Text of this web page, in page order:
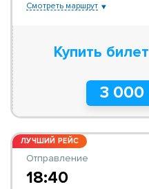
Смотреть маршрут
Купить билет
3 000
ЛУЧШИЙ РЕЙС
Отправление
18:40